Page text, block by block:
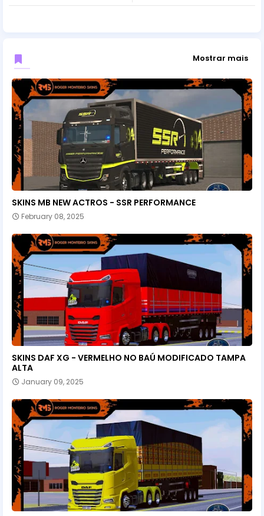
Mostrar mais
SKINS MB NEW ACTROS - SSR PERFORMANCE
February 08, 2025
SKINS DAF XG - VERMELHO NO BAÚ MODIFICADO TAMPA
ALTA
January 09, 2025